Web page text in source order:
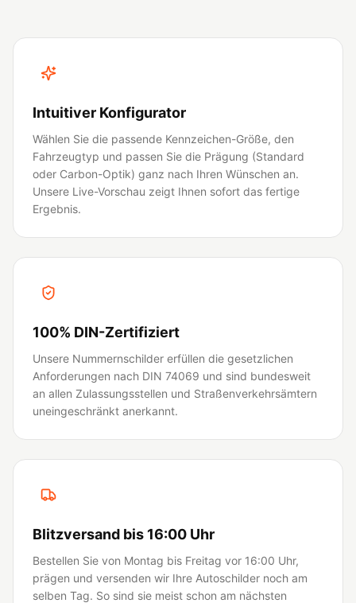
Intuitiver Konfigurator
Wählen Sie die passende Kennzeichen-Größe, den
Fahrzeugtyp und passen Sie die Prägung (Standard
oder Carbon-Optik) ganz nach Ihren Wünschen an.
Unsere Live-Vorschau zeigt Ihnen sofort das fertige
Ergebnis.
100% DIN-Zertifiziert
Unsere Nummernschilder erfüllen die gesetzlichen
Anforderungen nach DIN 74069 und sind bundesweit
an allen Zulassungsstellen und Straßenverkehrsämtern
uneingeschränkt anerkannt.
Blitzversand bis 16:00 Uhr
Bestellen Sie von Montag bis Freitag vor 16:00 Uhr,
prägen und versenden wir Ihre Autoschilder noch am
selben Tag. So sind sie meist schon am nächsten